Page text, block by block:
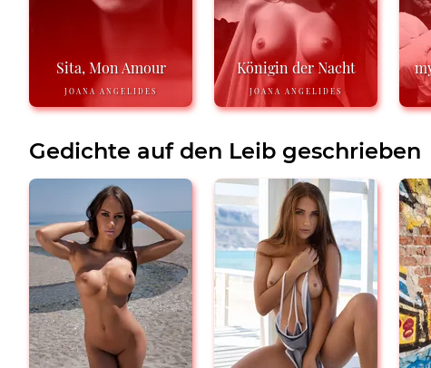
Sita, Mon Amour
JOANA ANGELIDES
Königin der Nacht
JOANA ANGELIDES
Gedichte auf den Leib geschrieben